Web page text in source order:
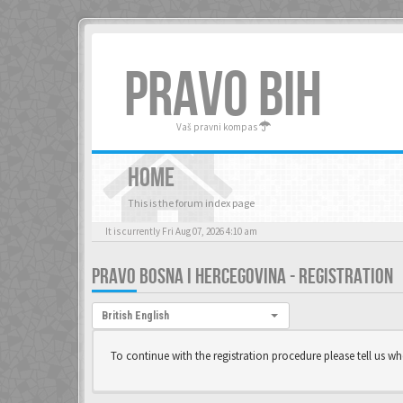
PRAVO BIH
Vaš pravni kompas
HOME
This is the forum index page
It is currently Fri Aug 07, 2026 4:10 am
PRAVO BOSNA I HERCEGOVINA - REGISTRATION
Language:
British English
To continue with the registration procedure please tell us